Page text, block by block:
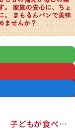
子どもが食べ…